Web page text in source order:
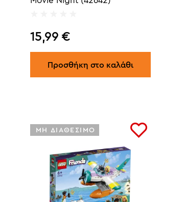
15,99 €
Προσθήκη στο καλάθι
ΜΗ ΔΙΑΘΕΣΙΜΟ